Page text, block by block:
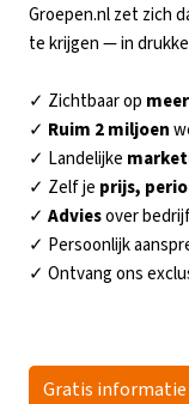
Groepen.nl zet zich
te krijgen — in
✓ Zichtbaar op
✓ Ruim 2 miljoen
✓ Landelijke
✓ Zelf je prijs,
✓ Adviesover
✓ Persoonlijk
✓ Ontvang ons
Gratis informatie